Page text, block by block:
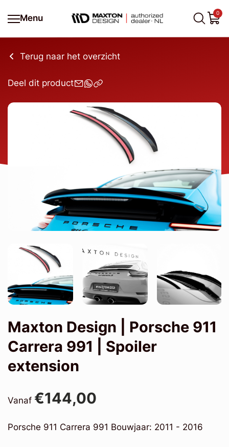
Menu
0
Terug naar het overzicht
Deel dit product
Maxton Design | Porsche 911
Carrera 991 | Spoiler
extension
Vanaf €144,00
Porsche 911 Carrera 991 Bouwjaar: 2011 - 2016